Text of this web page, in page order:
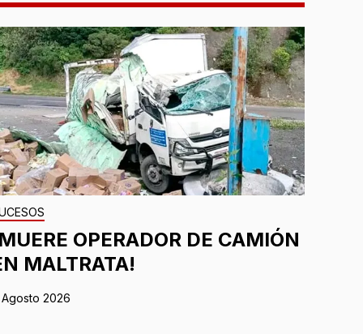
OPERADOR DE CAMIÓN
MALTRATA!
2026